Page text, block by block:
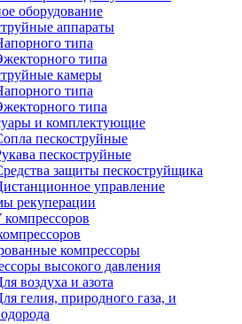
оборудование
аппараты
типа
типа
камеры
типа
типа
и комплектующие
пескоструйные
пескоструйные
защиты пескоструйщика
управление
рекуперации
компрессоры
высокого давления
воздуха и азота
гелия, природного газа, и